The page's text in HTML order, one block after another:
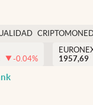
USA
-0.04%
1957,69